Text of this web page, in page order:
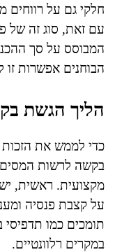
חלקי גם על
עם זאת, סוג זה של
המבוסס על סך
הבוחנים אפשרות זו
הליך הגשת
כדי לממש את
בקשה לרשות
על קצבת פנסיה
תומכים כמו תדפיסי
במקרים רלוונטיים.